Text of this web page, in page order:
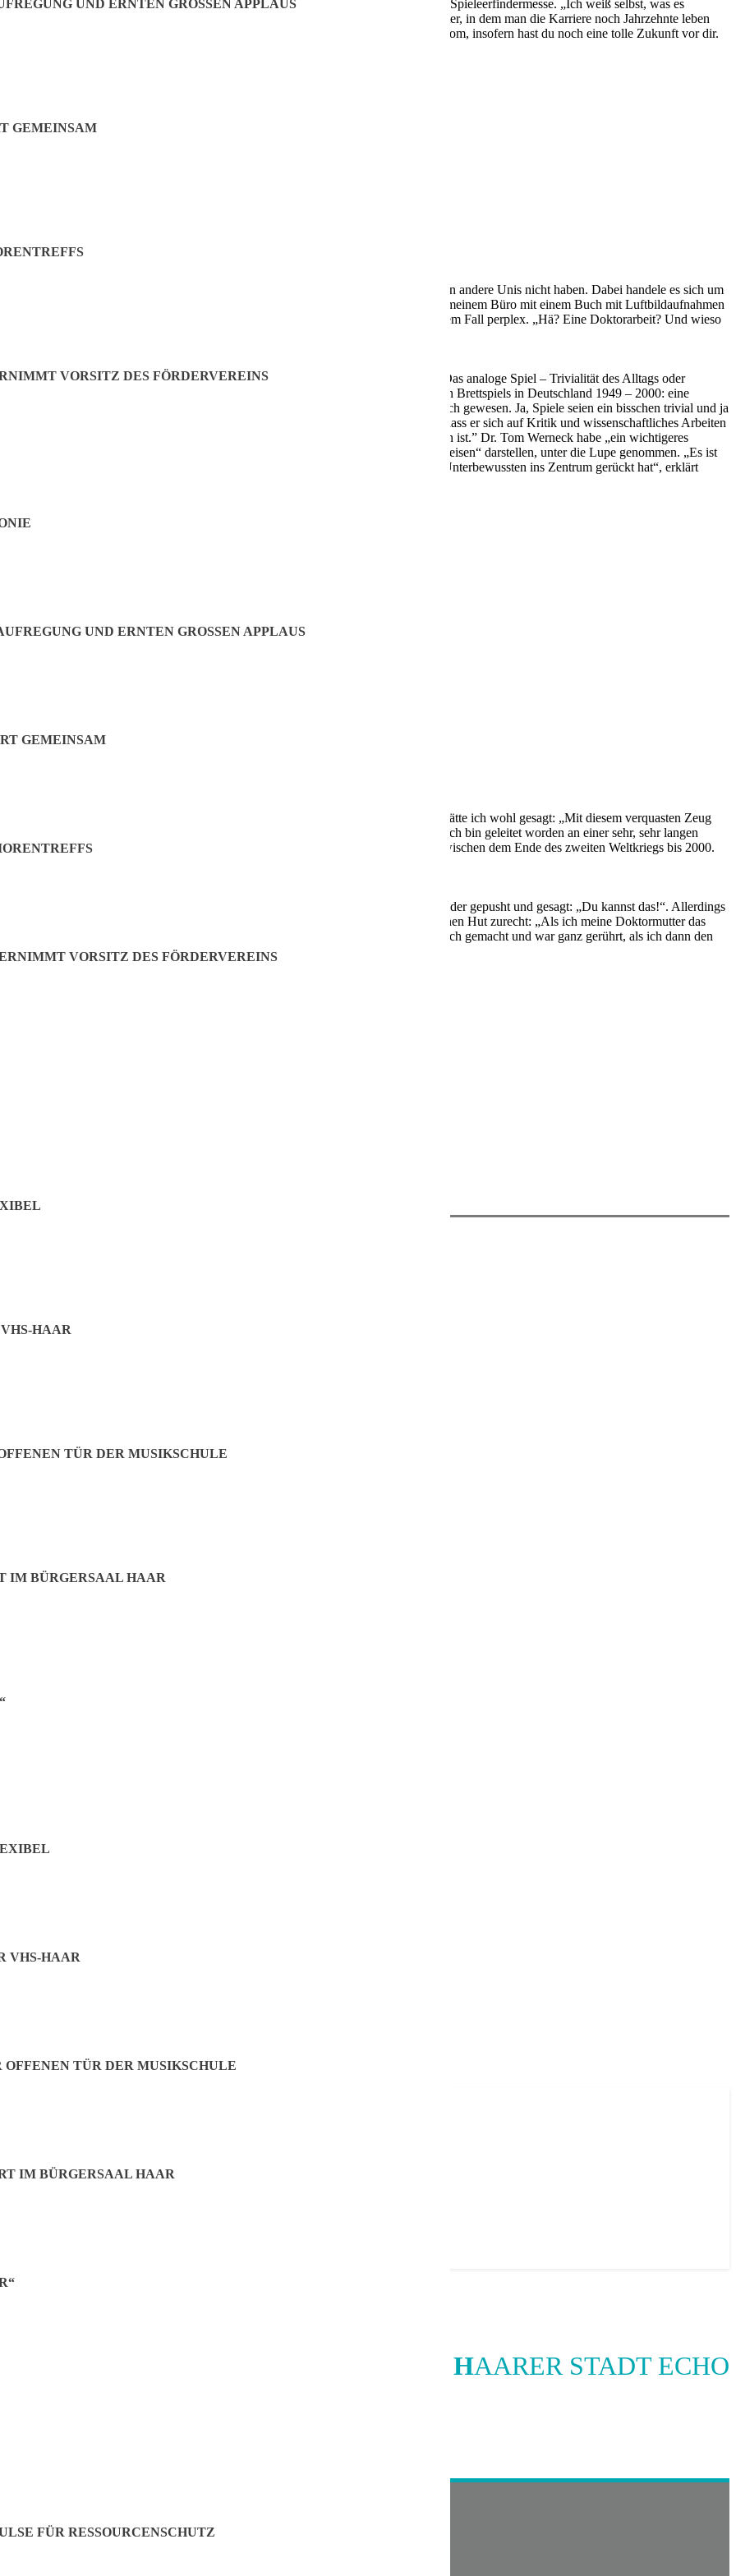
UND ERNTEN GROSSEN APPLAUS
GEMEINSAM
VORSITZ DES FÖRDERVEREINS
UND ERNTEN GROSSEN APPLAUS
GEMEINSAM
VORSITZ DES FÖRDERVEREINS
HAAR
TÜR DER MUSIKSCHULE
IM BÜRGERSAAL HAAR
VHS-HAAR
TÜR DER MUSIKSCHULE
IM BÜRGERSAAL HAAR
FÜR RESSOURCENSCHUTZ
Spielearchivs, Gründungsmitglied der „Spiel des Jahres”-Jury und Initiator der Spieleerfindermesse. „Ich weiß selbst, was es
Andreas Bukowski tief beeindruckt. „Normalerweise macht man das ja in einem Alter, in dem man die Karriere noch Jahrzehnte leben
“Unsere älteste Bürgerin ist kürzlich im Alter von 106 Jahren verstorben. Tom, insofern hast du noch eine tolle Zukunft vor dir.
für Neues ist.“
vergeben können, verfügen über eine Klausel, die einen Spielraum gewähre, den andere Unis nicht haben. Dabei handele es sich um
die erste Begegnung mit Tom Werneck: „Als er eines Tages freundlich lächelnd in meinem Büro mit einem Buch mit Luftbildaufnahmen
zu wollen, da war ich ein wenig überrascht, erstaunt, auch skeptisch und in jedem Fall perplex. „Hä? Eine Doktorarbeit? Und wieso
resultiert schließlich eine „solide Doktorarbeit“. Der erste Arbeitstitel: „Das analoge Spiel – Trivialität des Alltags oder
Dissertation trägt heute den Titel: „Spiele im Wandel. Die Evolution des modernen Brettspiels in Deutschland 1949 – 2000: eine
Idee hin zu einer ernstzunehmenden wissenschaftlichen Arbeit, sei gar nicht so einfach gewesen. Ja, Spiele seien ein bisschen trivial und ja
Von daher bin ich froh, dass Tom Werneck bei mir in der Tür stand und glücklich, dass er sich auf Kritik und wissenschaftliches Arbeiten
mit der Person und buchstäblich mit dem Leben Tom Wernecks verbunden ist.” Dr. Tom Werneck habe „ein wichtigeres
alltäglichen Artefakte“, die oft ein wichtiges Zentrum in Familien- und Freundeskreisen“ darstellen, unter die Lupe genommen. „Es ist
Brettspiel aus dem Schattendasein des vermeintlich Selbstverständlichen und Unterbewussten ins Zentrum gerückt hat“, erklärt
Gedanken für eine Doktorarbeit: „Wenn ich an ihrer Stelle gesessen wäre, hätte ich wohl gesagt: „Mit diesem verquasten Zeug
Werneck amüsiert: „Das ist eine wunderbare Verdrehung der Geschichte, aber ich bin geleitet worden an einer sehr, sehr langen
500 Seiten.“ Heute ist Werneck glücklich über die Limitierung auf den Zeitraum zwischen dem Ende des zweiten Weltkriegs bis 2000.
dann wohl 2700 Seiten lang.“
Professoren zählen. „Karin Falkenberg und Jens Junge haben mich immer wieder gepusht und gesagt: „Du kannst das!“. Allerdings
ertragen hat, dass ich unendlich viel nicht da war“, so Werneck und rück seinen Hut zurecht: „Als ich meine Doktormutter das
Hand gedrückt und sagte: „Mach´s erst auf, wenn du zuhause bist.“ Das habe ich auch gemacht und war ganz gerührt, als ich dann den
HAARER STADT ECHO